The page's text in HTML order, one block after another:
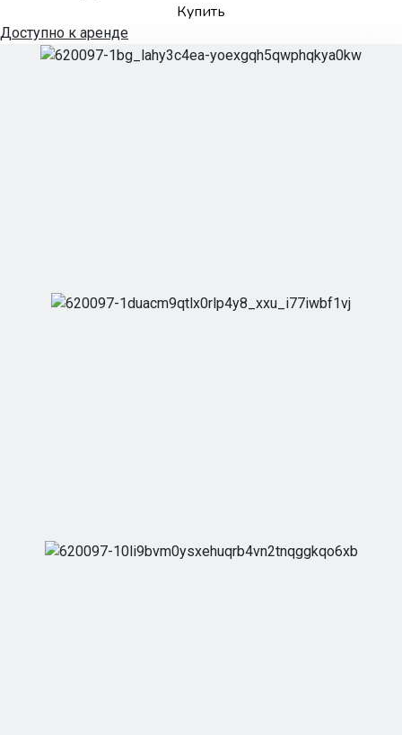
Купить
Доступно к аренде